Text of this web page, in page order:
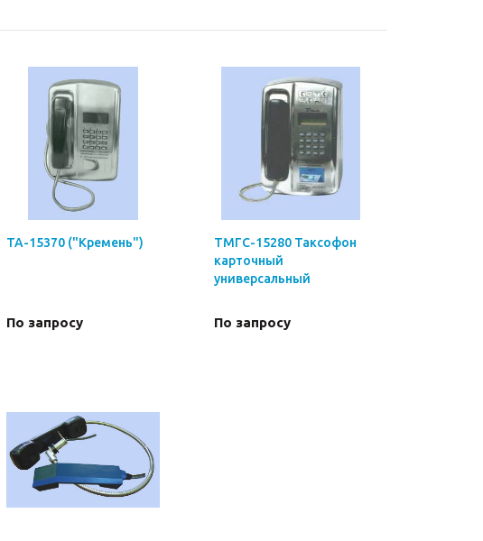
ТА-15370 ("Кремень")
По запросу
ТМГС-15280 Таксофон
карточный
универсальный
По запросу